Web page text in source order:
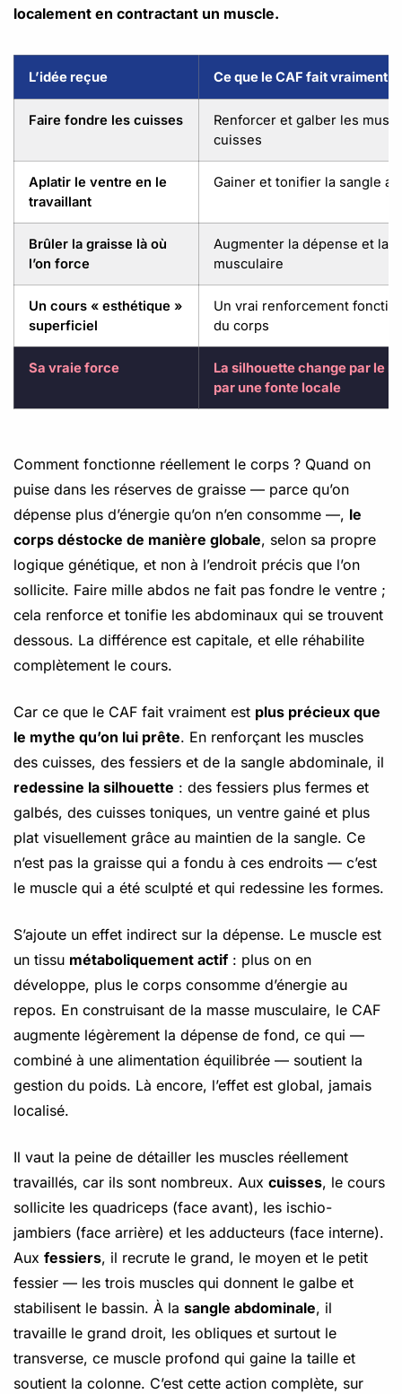
localement en contractant un muscle.
L’idée reçue Ce que le CAF fait vraiment
Faire fondre les cuisses
Renforcer et galber les
cuisses
Aplatir le ventre en le
travaillant
Gainer et tonifier la sangle
Brûler la graisse là où
l’on force
Augmenter la dépense et la
musculaire
Un cours « esthétique »
superficiel
Un vrai renforcement
du corps
Sa vraie force
La silhouette change par le
par une fonte locale
Comment fonctionne réellement le corps ? Quand on
puise dans les réserves de graisse — parce qu’on
dépense plus d’énergie qu’on n’en consomme —, le
corps déstocke de manière globale, selon sa propre
logique génétique, et non à l’endroit précis que l’on
sollicite. Faire mille abdos ne fait pas fondre le ventre ;
cela renforce et tonifie les abdominaux qui se trouvent
dessous. La différence est capitale, et elle réhabilite
complètement le cours.
Car ce que le CAF fait vraiment est plus précieux que
le mythe qu’on lui prête. En renforçant les muscles
des cuisses, des fessiers et de la sangle abdominale, il
redessine la silhouette : des fessiers plus fermes et
galbés, des cuisses toniques, un ventre gainé et plus
plat visuellement grâce au maintien de la sangle. Ce
n’est pas la graisse qui a fondu à ces endroits — c’est
le muscle qui a été sculpté et qui redessine les formes.
S’ajoute un effet indirect sur la dépense. Le muscle est
un tissu métaboliquement actif: plus on en
développe, plus le corps consomme d’énergie au
repos. En construisant de la masse musculaire, le CAF
augmente légèrement la dépense de fond, ce qui —
combiné à une alimentation équilibrée — soutient la
gestion du poids. Là encore, l’effet est global, jamais
localisé.
Il vaut la peine de détailler les muscles réellement
travaillés, car ils sont nombreux. Aux cuisses, le cours
sollicite les quadriceps (face avant), les ischio-
jambiers (face arrière) et les adducteurs (face interne).
Aux fessiers, il recrute le grand, le moyen et le petit
fessier — les trois muscles qui donnent le galbe et
stabilisent le bassin. À la sangle abdominale, il
travaille le grand droit, les obliques et surtout le
transverse, ce muscle profond qui gaine la taille et
soutient la colonne. C’est cette action complète, sur